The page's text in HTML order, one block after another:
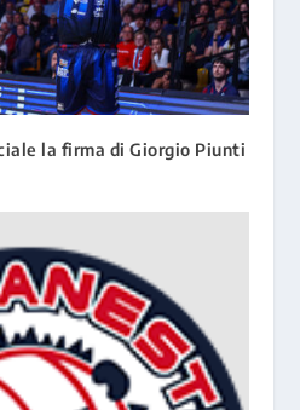
la firma di Giorgio Piunti